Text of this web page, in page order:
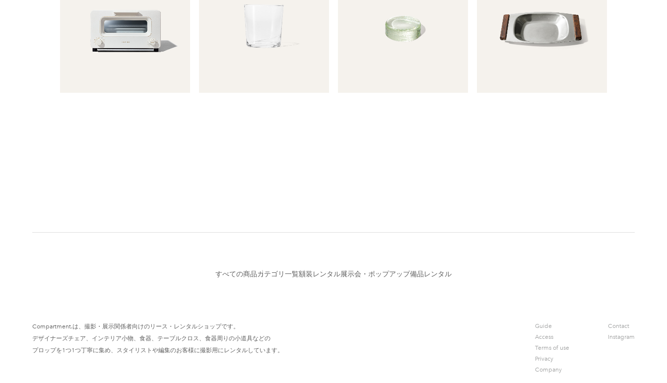
すべての商品カテゴリ一覧額装レンタル展示会・ポップアップ備品レンタル
Compartment.は、撮影・展示関係者向けのリース・レンタルショップです。
デザイナーズチェア、インテリア小物、食器、テーブルクロス、食器周りの小道具などの
プロップを1つ1つ丁寧に集め、スタイリストや編集のお客様に撮影用にレンタルしています。
Guide
Access
Terms of use
Privacy
Company
Contact
Instagram